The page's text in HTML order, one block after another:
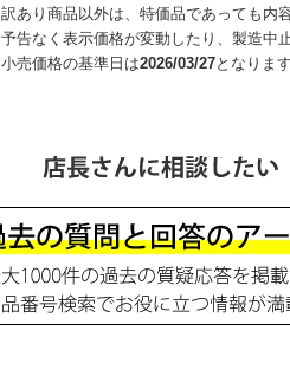
訳あり商品以外は、特価品であっても内
予告なく表示価格が変動したり、製造中
小売価格の基準日は2026/03/27となりま